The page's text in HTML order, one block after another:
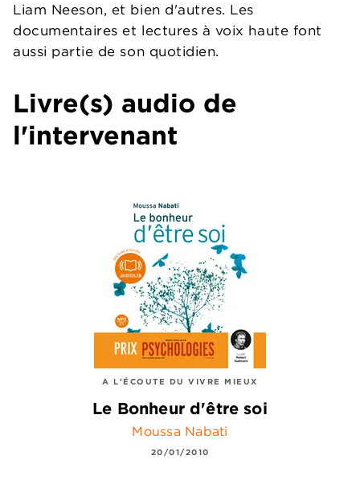
Liam Neeson, et bien d'autres. Les
documentaires et lectures à voix haute font
aussi partie de son quotidien.
Livre(s) audio de
l'intervenant
A L'ÉCOUTE DU VIVRE MIEUX
Le Bonheur d'être soi
Moussa Nabati
20/01/2010